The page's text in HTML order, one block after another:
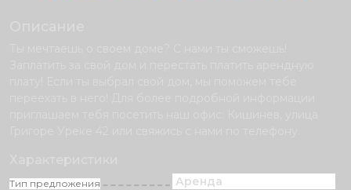
Тип предложения Аренда